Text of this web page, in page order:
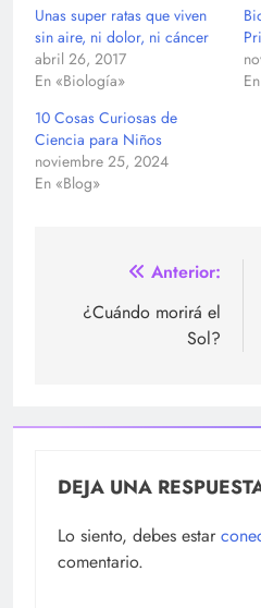
Unas super ratas que viven
sin aire, ni dolor, ni cáncer
abril 26, 2017
En «Biología»
10 Cosas Curiosas de
Ciencia para Niños
noviembre 25, 2024
En «Blog»
Navegación
de
Anterior:
¿Cuándo morirá el
Sol?
DEJA UNA
Lo siento, debes estar
comentario.